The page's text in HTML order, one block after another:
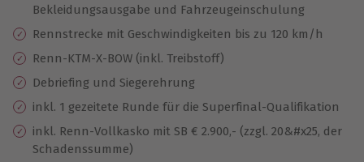
Bekleidungsausgabe und Fahrzeugeinschulung
Rennstrecke mit Geschwindigkeiten bis zu 120 km/h
Renn-KTM-X-BOW (inkl. Treibstoff)
Debriefing und Siegerehrung
inkl. 1 gezeitete Runde für die Superfinal-Qualifikation
inkl. Renn-Vollkasko mit SB € 2.900,- (zzgl. 20&#x25, der
Schadenssumme)